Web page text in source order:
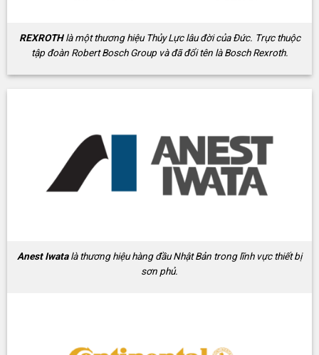
REXROTHlà một thương hiệu Thủy Lực lâu đời của Đức. Trực thuộc
tập đoàn Robert Bosch Group và đã đổi tên là Bosch Rexroth.
Anest Iwatalà thương hiệu hàng đầu Nhật Bản trong lĩnh vực thiết bị
sơn phủ.